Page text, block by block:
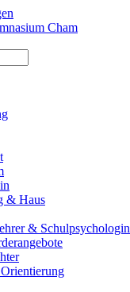
& Haus
& Schulpsychologin